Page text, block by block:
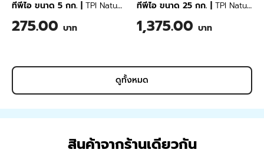
ทีพีไอ ขนาด 5 กก.
TPI Natu
Piglet Powder 5 kg
275.00 บาท
ทีพีไอ ขนาด 25 กก.
TPI Natu
Piglet Powder 25 kg
1,375.00 บาท
ดูทั้งหมด
สินค้าจากร้านเดียวกัน